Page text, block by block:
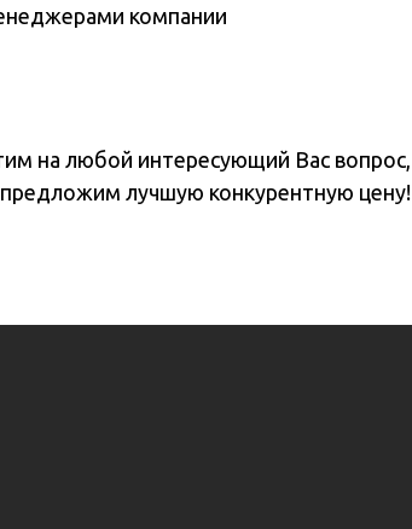
компании
на любой интересующий Вас вопрос,
лучшую конкурентную цену!